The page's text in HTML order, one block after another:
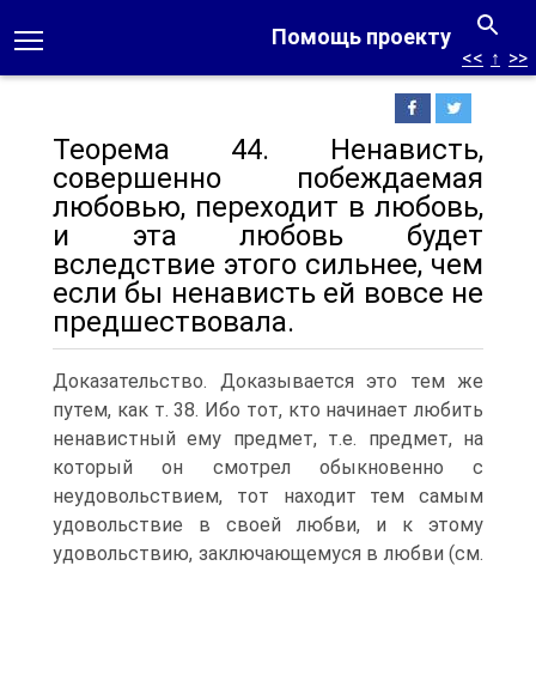
Помощь проекту
<< ↑ >>
Теорема 44. Ненависть,
совершенно побеждаемая
любовью, переходит в любовь,
и эта любовь будет
вследствие этого сильнее, чем
если бы ненависть ей вовсе не
предшествовала.
Доказательство. Доказывается это тем же
путем, как т. 38. Ибо тот, кто начинает любить
ненавистный ему предмет, т.е. предмет, на
который он смотрел обыкновенно с
неудовольствием, тот находит тем самым
удовольствие в своей любви, и к этому
удовольствию, заключающемуся в любви (см.